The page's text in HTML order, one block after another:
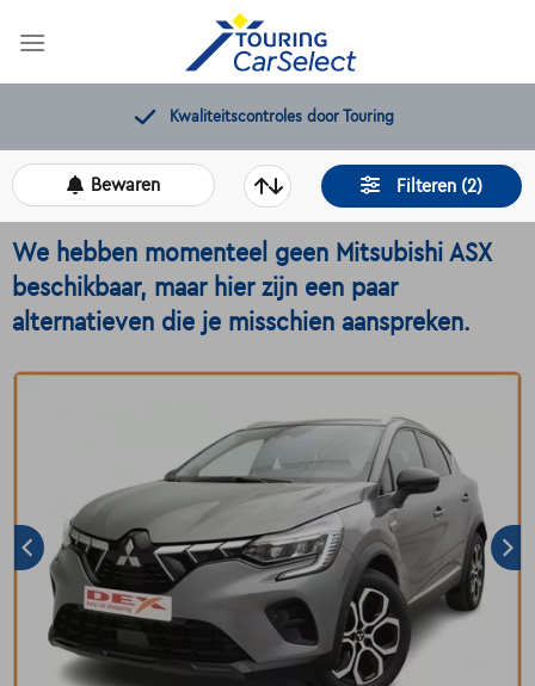
Kwaliteitscontroles door Touring
Filteren (2)
Bewaren
We hebben momenteel geen Mitsubishi ASX
beschikbaar, maar hier zijn een paar
alternatieven die je misschien aanspreken.